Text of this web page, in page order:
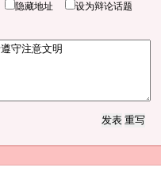
隐藏地址 设为辩论话题